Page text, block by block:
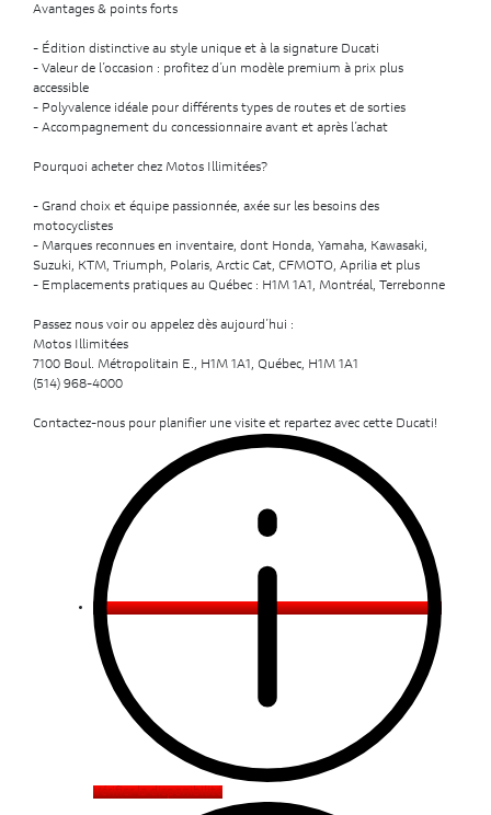
Avantages & points forts
- Édition distinctive au style unique et à la signature Ducati
- Valeur de l’occasion : profitez d’un modèle premium à prix plus
accessible
- Polyvalence idéale pour différents types de routes et de sorties
- Accompagnement du concessionnaire avant et après l’achat
Pourquoi acheter chez Motos Illimitées?
- Grand choix et équipe passionnée, axée sur les besoins des
motocyclistes
- Marques reconnues en inventaire, dont Honda, Yamaha, Kawasaki,
Suzuki, KTM, Triumph, Polaris, Arctic Cat, CFMOTO, Aprilia et plus
- Emplacements pratiques au Québec : H1M 1A1, Montréal, Terrebonne
Passez nous voir ou appelez dès aujourd’hui :
Motos Illimitées
7100 Boul. Métropolitain E., H1M 1A1, Québec, H1M 1A1
(514) 968-4000
Contactez-nous pour planifier une visite et repartez avec cette Ducati!
Vérifier la disponibilité